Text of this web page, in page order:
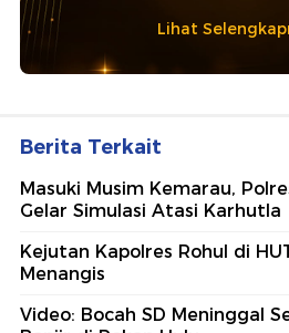
Lihat
Berita Terkait
Masuki Musim Kemarau,
Gelar Simulasi Atasi Karhutla
Kejutan Kapolres Rohul di
Menangis
Video: Bocah SD Meninggal